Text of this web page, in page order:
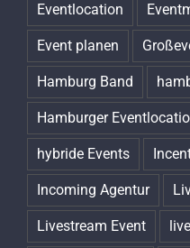
Eventlocation
Event planen
Hamburg Band
Hamburger
hybride Events
Incoming Agentur
Livestream Event